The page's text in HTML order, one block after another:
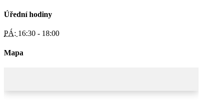
Úřední hodiny
PÁ: 16:30 - 18:00
Mapa